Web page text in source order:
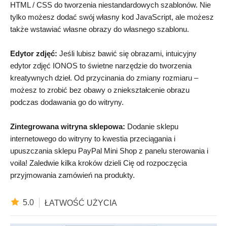
HTML / CSS do tworzenia niestandardowych szablonów. Nie
tylko możesz dodać swój własny kod JavaScript, ale możesz
także wstawiać własne obrazy do własnego szablonu.
Edytor zdjęć: Jeśli lubisz bawić się obrazami, intuicyjny
edytor zdjęć IONOS to świetne narzędzie do tworzenia
kreatywnych dzieł. Od przycinania do zmiany rozmiaru –
możesz to zrobić bez obawy o zniekształcenie obrazu
podczas dodawania go do witryny.
Zintegrowana witryna sklepowa: Dodanie sklepu
internetowego do witryny to kwestia przeciągania i
upuszczania sklepu PayPal Mini Shop z panelu sterowania i
voila! Zaledwie kilka kroków dzieli Cię od rozpoczęcia
przyjmowania zamówień na produkty.
5.0 ŁATWOŚĆ UŻYCIA